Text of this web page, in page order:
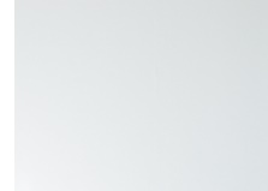
fotografiere seit ungefähr 5
seit 2013 hier auf Foto-Paletti. Am